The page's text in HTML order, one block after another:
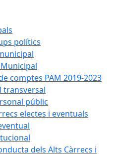
polítics
comptes PAM 2019-2023
transversal
públic
electes i eventuals
dels Alts Càrrecs i